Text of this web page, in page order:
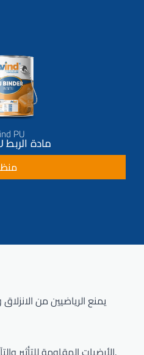
PU
Avind PU مادة الربط
يمنع الرياضيين من